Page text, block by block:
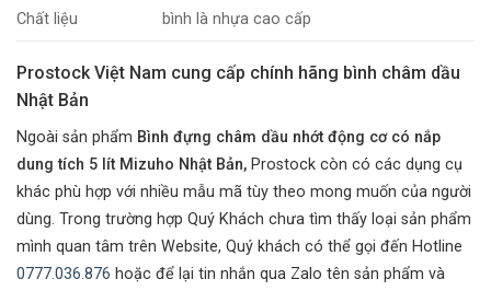
Chất liệu bình là nhựa cao cấp
Prostock Việt Nam cung cấp chính hãng bình châm dầu
Nhật Bản
Ngoài sản phẩm Bình đựng châm dầu nhớt động cơ có nắp
dung tích 5 lít Mizuho Nhật Bản, Prostock còn có các dụng cụ
khác phù hợp với nhiều mẫu mã tùy theo mong muốn của người
dùng. Trong trường hợp Quý Khách chưa tìm thấy loại sản phẩm
mình quan tâm trên Website, Quý khách có thể gọi đến Hotline
0777.036.876 hoặc để lại tin nhắn qua Zalo tên sản phẩm và